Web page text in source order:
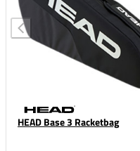
HEAD Base 3 Racketbag